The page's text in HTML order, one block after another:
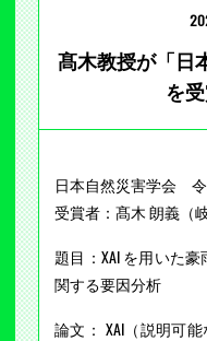
髙木教授が「日
を
日本自然災害学会
受賞者：髙木 朗義（
題目：XAI を用いた
関する要因分析
論文： XAI（説明可